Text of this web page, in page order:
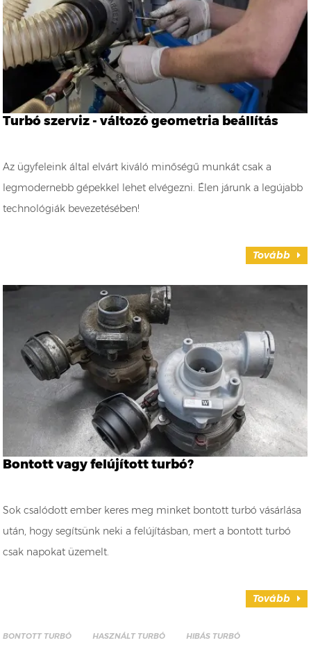
Turbó szerviz - változó geometria beállítás
Az ügyfeleink által elvárt kiváló minőségű munkát csak a
legmodernebb gépekkel lehet elvégezni. Élen járunk a legújabb
technológiák bevezetésében!
Tovább
Bontott vagy felújított turbó?
Sok csalódott ember keres meg minket bontott turbó vásárlása
után, hogy segítsünk neki a felújításban, mert a bontott turbó
csak napokat üzemelt.
Tovább
BONTOTT TURBÓ HASZNÁLT TURBÓ
HIBÁS TURBÓ